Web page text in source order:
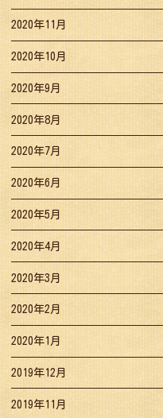
2020年11月
2020年10月
2020年9月
2020年8月
2020年7月
2020年6月
2020年5月
2020年4月
2020年3月
2020年2月
2020年1月
2019年12月
2019年11月